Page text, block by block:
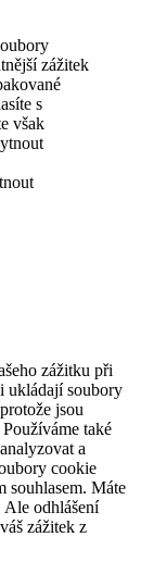
zážitek
s
však
zážitku při
ukládají soubory
jsou
také
a
cookie
souhlasem. Máte
Ale odhlášení
zážitek z